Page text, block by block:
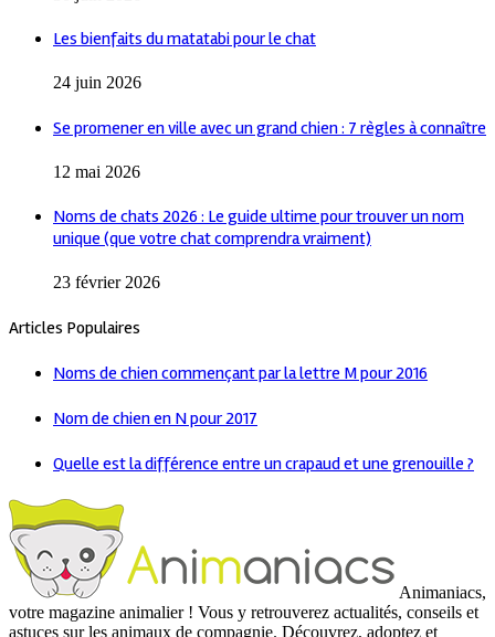
Les bienfaits du matatabi pour le chat
24 juin 2026
Se promener en ville avec un grand chien : 7 règles à connaître
12 mai 2026
Noms de chats 2026 : Le guide ultime pour trouver un nom
unique (que votre chat comprendra vraiment)
23 février 2026
Articles Populaires
Noms de chien commençant par la lettre M pour 2016
Nom de chien en N pour 2017
Quelle est la différence entre un crapaud et une grenouille ?
Animaniacs,
votre magazine animalier ! Vous y retrouverez actualités, conseils et
astuces sur les animaux de compagnie. Découvrez, adoptez et